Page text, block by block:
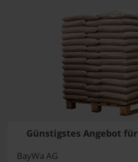
Günstigstes Angebot für
BayWa AG